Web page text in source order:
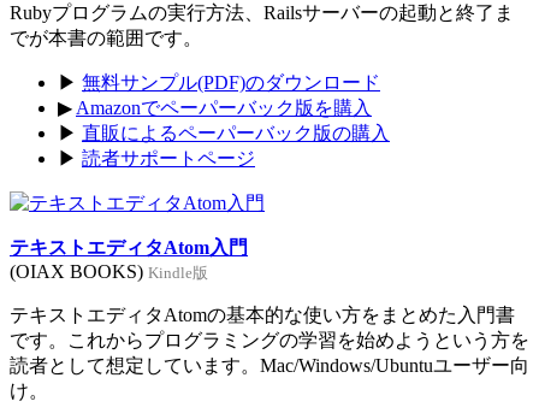
Rubyプログラムの実行方法、Railsサーバーの起動と終了ま
でが本書の範囲です。
▶ 無料サンプル(PDF)のダウンロード
▶ Amazonでペーパーバック版を購入
▶ 直販によるペーパーバック版の購入
▶ 読者サポートページ
テキストエディタAtom入門
(OIAX BOOKS) Kindle版
テキストエディタAtomの基本的な使い方をまとめた入門書
です。これからプログラミングの学習を始めようという方を
読者として想定しています。Mac/Windows/Ubuntuユーザー向
け。